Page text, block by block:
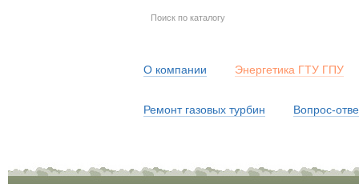
О компании Энергетика ГТУ ГПУ
Ремонт газовых турбин Вопрос-